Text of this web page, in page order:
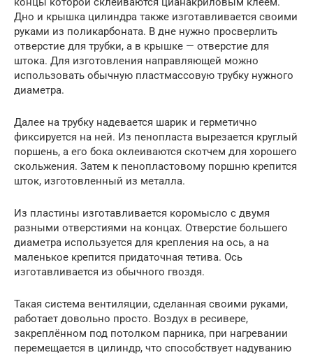
Дно и крышка цилиндра также изготавливается своими
руками из поликарбоната. В дне нужно просверлить
отверстие для трубки, а в крышке — отверстие для
штока. Для изготовления направляющей можно
использовать обычную пластмассовую трубку нужного
диаметра.
Далее на трубку надевается шарик и герметично
фиксируется на ней. Из пенопласта вырезается круглый
поршень, а его бока оклеиваются скотчем для хорошего
скольжения. Затем к пенопластовому поршню крепится
шток, изготовленный из металла.
Из пластины изготавливается коромысло с двумя
разными отверстиями на концах. Отверстие большего
диаметра используется для крепления на ось, а на
маленькое крепится придаточная тетива. Ось
изготавливается из обычного гвоздя.
Такая система вентиляции, сделанная своими руками,
работает довольно просто. Воздух в ресивере,
закреплённом под потолком парника, при нагревании
перемещается в цилиндр, что способствует надуванию